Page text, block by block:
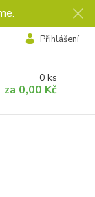
Přihlášení
0 ks
za 0,00 Kč